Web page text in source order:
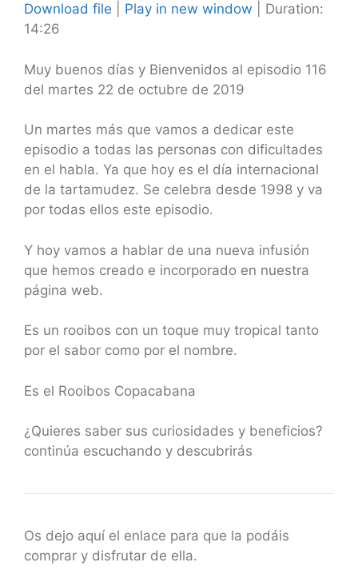
SHARE
LINK
Download file Play in new window
Duration:
14:26
Muy buenos días y Bienvenidos al episodio 116
del martes 22 de octubre de 2019
Un martes más que vamos a dedicar este
episodio a todas las personas con dificultades
en el habla. Ya que hoy es el día internacional
de la tartamudez. Se celebra desde 1998 y va
por todas ellos este episodio.
Y hoy vamos a hablar de una nueva infusión
que hemos creado e incorporado en nuestra
página web.
Es un rooibos con un toque muy tropical tanto
por el sabor como por el nombre.
Es el Rooibos Copacabana
¿Quieres saber sus curiosidades y beneficios?
continúa escuchando y descubrirás
Os dejo aquí el enlace para que la podáis
comprar y disfrutar de ella.